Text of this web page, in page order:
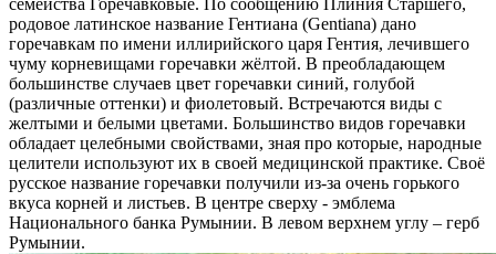
семейства Горечавковые. По сообщению Плиния Старшего,
родовое латинское название Гентиана (Gentiana) дано
горечавкам по имени иллирийского царя Гентия, лечившего
чуму корневищами горечавки жёлтой. В преобладающем
большинстве случаев цвет горечавки синий, голубой
(различные оттенки) и фиолетовый. Встречаются виды с
желтыми и белыми цветами. Большинство видов горечавки
обладает целебными свойствами, зная про которые, народные
целители используют их в своей медицинской практике. Своё
русское название горечавки получили из-за очень горького
вкуса корней и листьев. В центре сверху - эмблема
Национального банка Румынии. В левом верхнем углу – герб
Румынии.